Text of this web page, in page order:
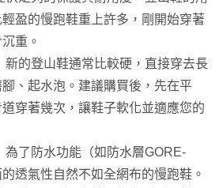
盈的慢跑鞋重上許多，剛開始穿著
重。
新的登山鞋通常比較硬，直接穿去長
、起水泡。建議購買後，先在平
穿著幾次，讓鞋子軟化並適應您的
為了防水功能（如防水層GORE-
透氣性自然不如全網布的慢跑鞋。